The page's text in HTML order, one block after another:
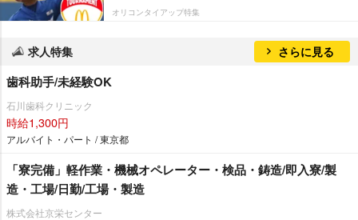
オリコンタイアップ特集
求人特集 さらに見る
歯科助手/未経験OK
石川歯科クリニック
時給1,300円
アルバイト・パート / 東京都
「寮完備」軽作業・機械オペレーター・検品・鋳造/即入寮/製
造・工場/日勤/工場・製造
株式会社京栄センター